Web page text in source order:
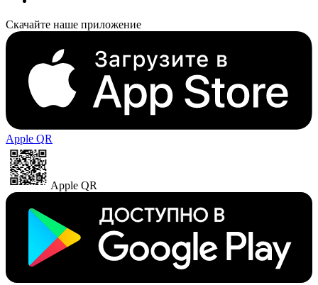
Скачайте наше приложение
Apple QR
Apple QR